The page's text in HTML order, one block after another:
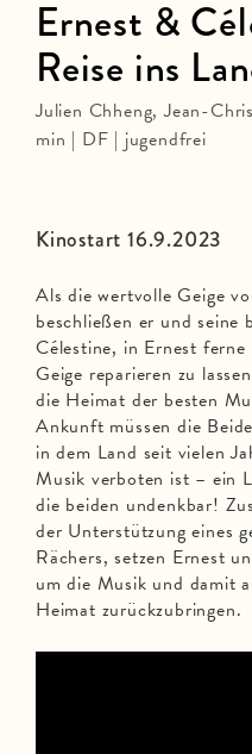
Kinostart 16.9.2023
Als die wertvolle Geige
beschließen er und seine
Célestine, in Ernest
Geige reparieren zu
die Heimat der besten
Ankunft müssen die
in dem Land seit vielen
Musik verboten ist – ein
die beiden undenkbar!
der Unterstützung eines
Rächers, setzen Ernest
um die Musik und damit
Heimat zurückzubringen.
Ernest &
Reise ins
Julien Chheng, Jean-
min | DF | jugendfrei